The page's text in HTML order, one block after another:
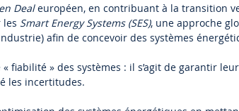
Dealeuropéen, en contribuant à la transition
les Smart Energy Systems (SES), une approche
afin de concevoir des systèmes
fiabilité » des systèmes : il s’agit de garantir
les incertitudes.